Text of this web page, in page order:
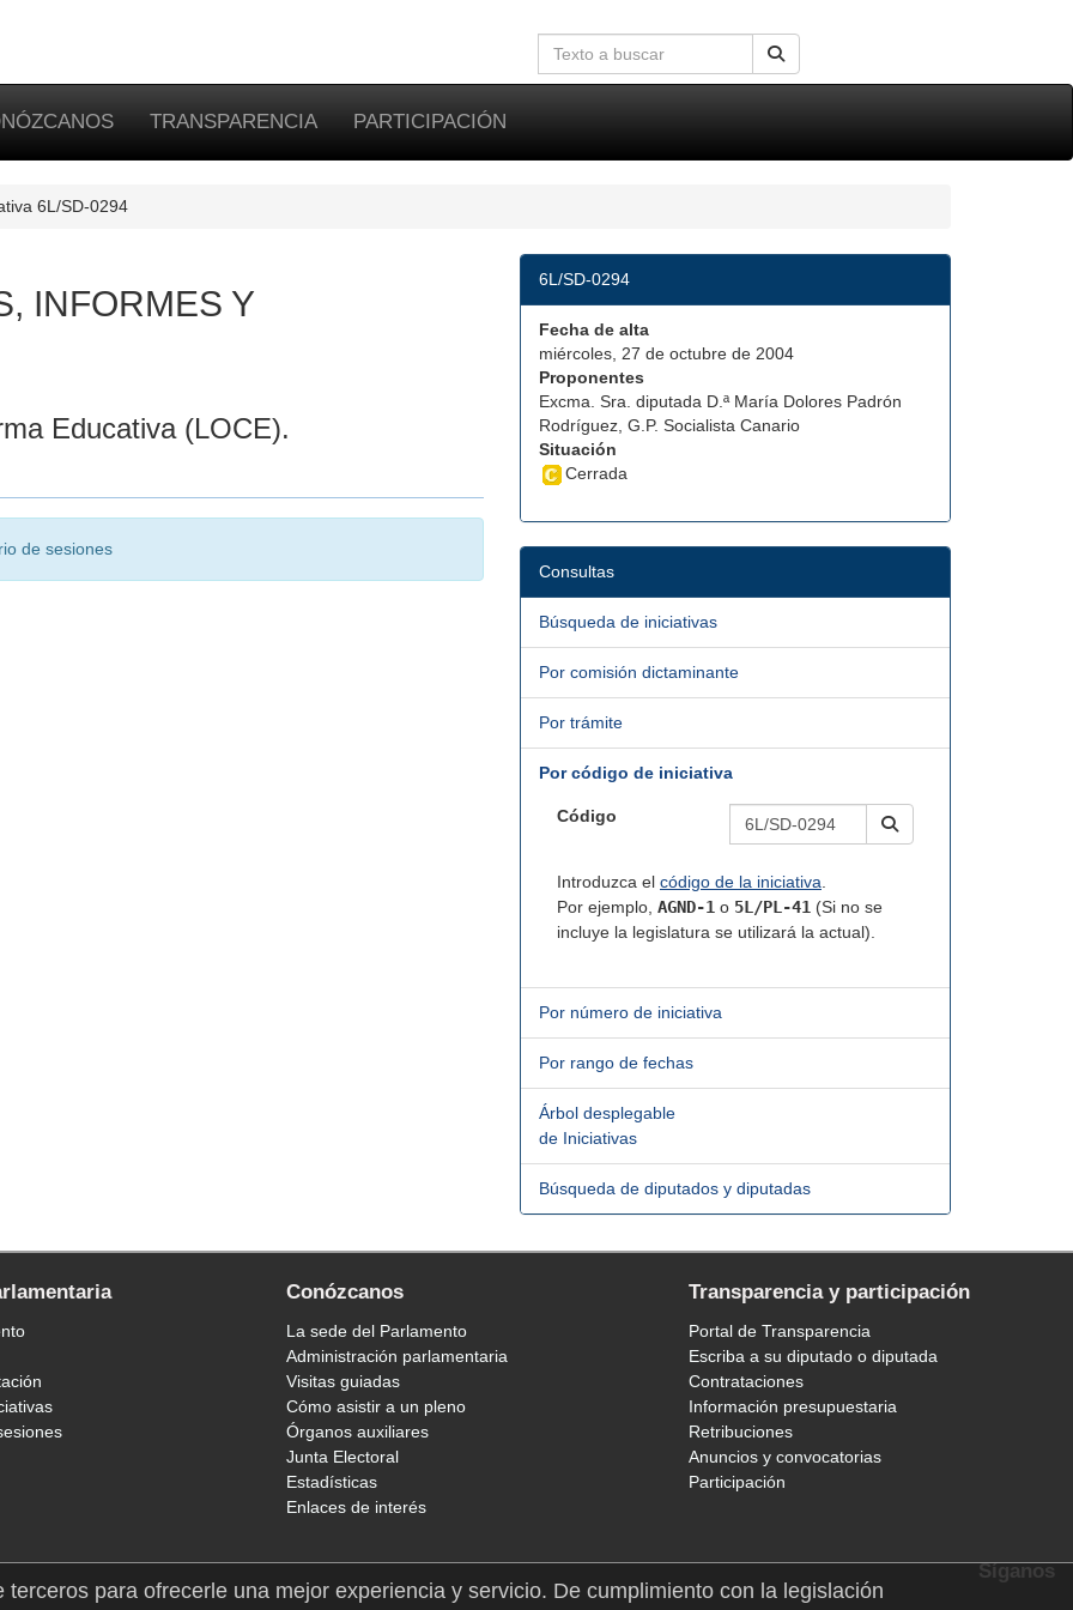
TRANSPARENCIA PARTICIPACIÓN
6L/SD-0294
INFORMES Y
Educativa (LOCE).
de sesiones
6L/SD-0294
Fecha de alta
miércoles, 27 de octubre de 2004
Proponentes
Excma. Sra. diputada D.ª María Dolores Padrón
Rodríguez, G.P. Socialista Canario
Situación
Cerrada
Consultas
Búsqueda de iniciativas
Por comisión dictaminante
Por trámite
Por código de iniciativa
Código
Introduzca el código de la iniciativa.
Por ejemplo, AGND-1 o 5L/PL-41 (Si no se
incluye la legislatura se utilizará la actual).
Por número de iniciativa
Por rango de fechas
Árbol desplegable
de Iniciativas
Búsqueda de diputados y diputadas
Conózcanos
La sede del Parlamento
Administración parlamentaria
Visitas guiadas
Cómo asistir a un pleno
Órganos auxiliares
Junta Electoral
Estadísticas
Enlaces de interés
Transparencia y participación
Portal de Transparencia
Escriba a su diputado o diputada
Contrataciones
Información presupuestaria
Retribuciones
Anuncios y convocatorias
Participación
Síganos
para ofrecerle una mejor experiencia y servicio. De cumplimiento con la legislación